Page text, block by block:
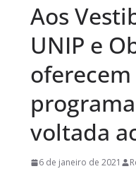
Aos
UNIP e
voltada
6 de janeiro de 2021